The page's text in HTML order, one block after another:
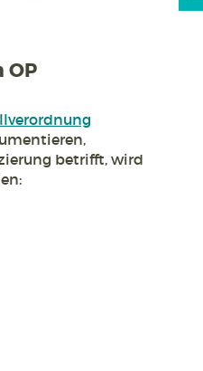
OP
betrifft, wird